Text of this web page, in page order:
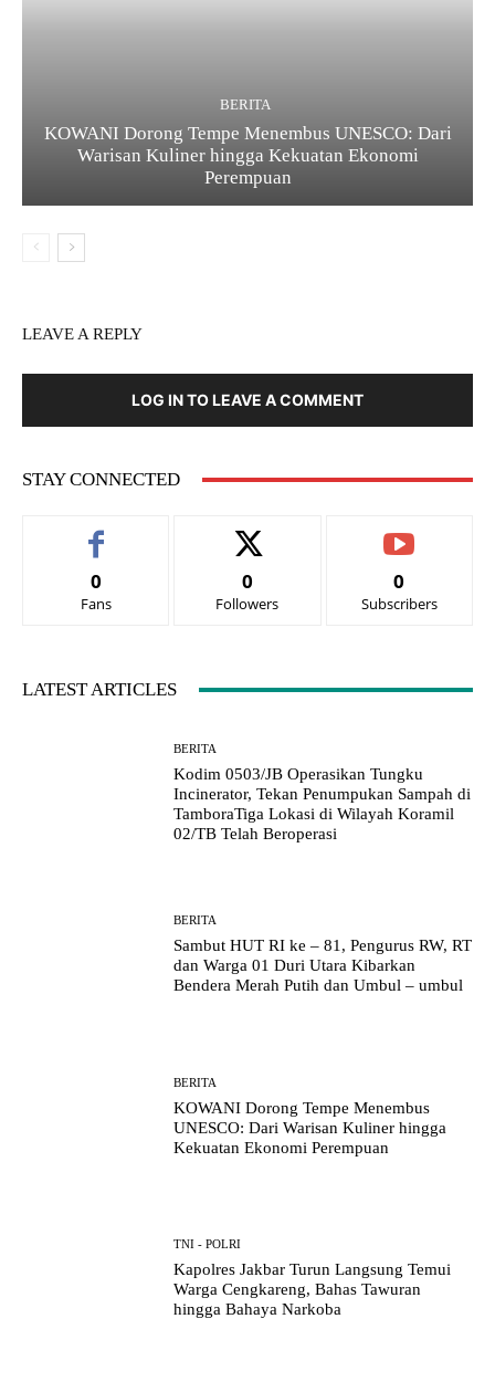
BERITA
KOWANI Dorong Tempe Menembus UNESCO: Dari
Warisan Kuliner hingga Kekuatan Ekonomi
Perempuan
LEAVE A REPLY
LOG IN TO LEAVE A COMMENT
STAY CONNECTED
0
Fans
0
Followers
0
Subscribers
LATEST ARTICLES
BERITA
Kodim 0503/JB Operasikan Tungku
Incinerator, Tekan Penumpukan Sampah di
TamboraTiga Lokasi di Wilayah Koramil
02/TB Telah Beroperasi
BERITA
Sambut HUT RI ke – 81, Pengurus RW, RT
dan Warga 01 Duri Utara Kibarkan
Bendera Merah Putih dan Umbul – umbul
BERITA
KOWANI Dorong Tempe Menembus
UNESCO: Dari Warisan Kuliner hingga
Kekuatan Ekonomi Perempuan
TNI - POLRI
Kapolres Jakbar Turun Langsung Temui
Warga Cengkareng, Bahas Tawuran
hingga Bahaya Narkoba